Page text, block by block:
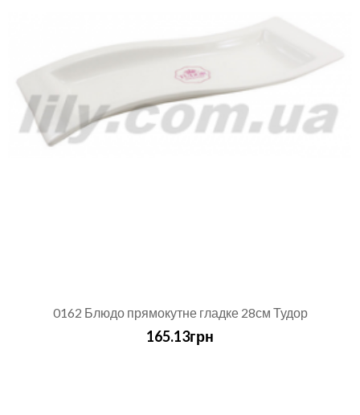
0162 Блюдо прямокутне гладке 28см Тудор
165.13грн